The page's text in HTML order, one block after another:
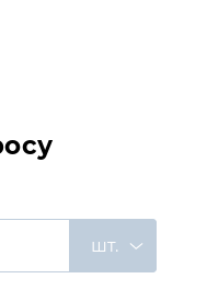
шт.